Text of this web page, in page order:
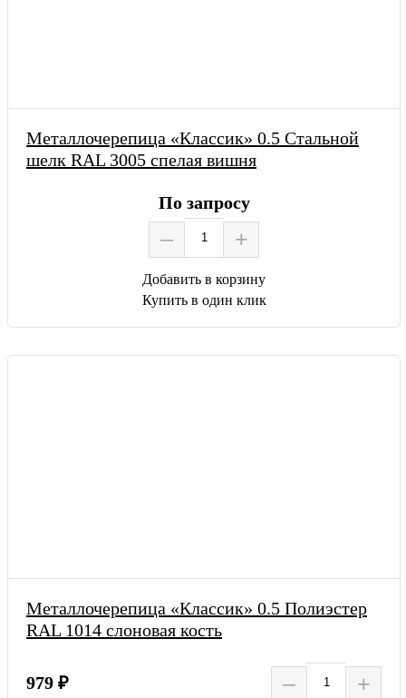
Металлочерепица «Классик» 0.5 Стальной
шелк RAL 3005 спелая вишня
По запросу
– +
Добавить в корзину
Купить в один клик
Металлочерепица «Классик» 0.5 Полиэстер
RAL 1014 слоновая кость
979 ₽ – +